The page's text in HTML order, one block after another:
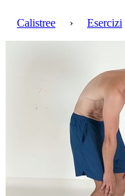
Calistree › Esercizi